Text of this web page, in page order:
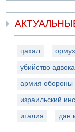
цахал
убийство
армия обороны
израильский
италия дан